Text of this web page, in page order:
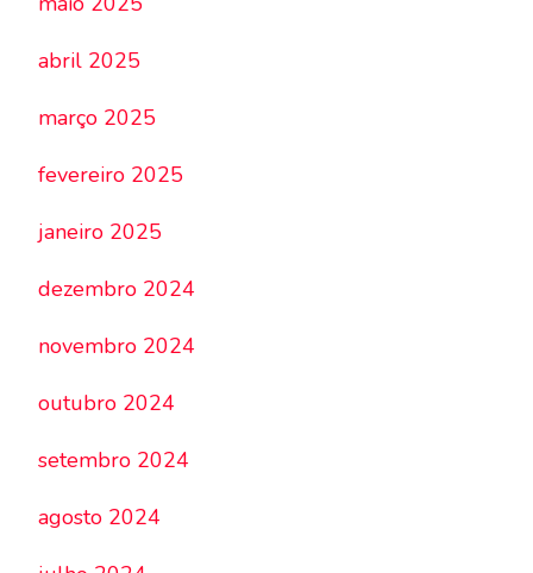
abril 2025
março 2025
fevereiro 2025
janeiro 2025
dezembro 2024
novembro 2024
outubro 2024
setembro 2024
agosto 2024